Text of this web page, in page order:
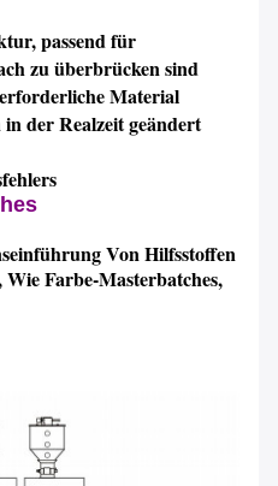
passend für
zu überbrücken sind
Material
der Realzeit geändert
Von Hilfsstoffen
Farbe-Masterbatches,